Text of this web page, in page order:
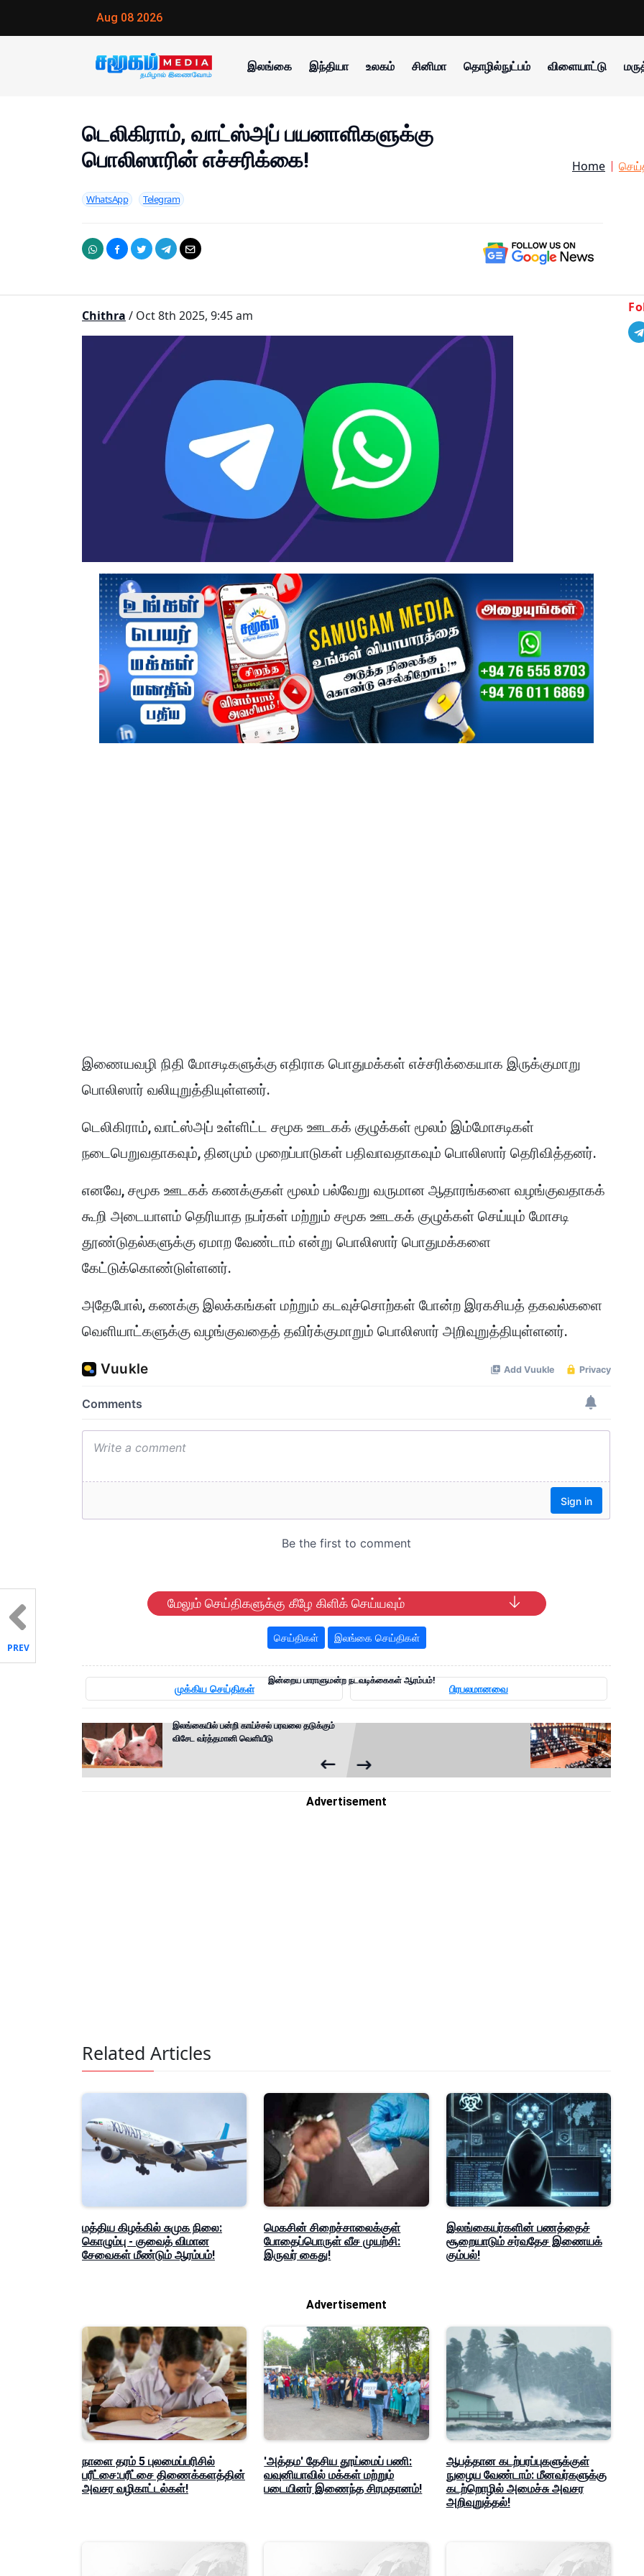
Aug 08 2026
இலங்கை இந்தியா உலகம் சினிமா தொழில்நுட்பம் விளையாட்டு
டெலிகிராம், வாட்ஸ்அப் பயனாளிகளுக்கு
பொலிஸாரின் எச்சரிக்கை!
WhatsApp Telegram
Home
Chithra / Oct 8th 2025, 9:45 am
இணையவழி நிதி மோசடிகளுக்கு எதிராக பொதுமக்கள் எச்சரிக்கையாக இருக்குமாறு
பொலிஸார் வலியுறுத்தியுள்ளனர்.
டெலிகிராம், வாட்ஸ்அப் உள்ளிட்ட சமூக ஊடகக் குழுக்கள் மூலம் இம்மோசடிகள்
நடைபெறுவதாகவும், தினமும் முறைப்பாடுகள் பதிவாவதாகவும் பொலிஸார் தெரிவித்தனர்.
எனவே, சமூக ஊடகக் கணக்குகள் மூலம் பல்வேறு வருமான ஆதாரங்களை வழங்குவதாகக்
கூறி அடையாளம் தெரியாத நபர்கள் மற்றும் சமூக ஊடகக் குழுக்கள் செய்யும் மோசடி
தூண்டுதல்களுக்கு ஏமாற வேண்டாம் என்று பொலிஸார் பொதுமக்களை
கேட்டுக்கொண்டுள்ளனர்.
அதேபோல், கணக்கு இலக்கங்கள் மற்றும் கடவுச்சொற்கள் போன்ற இரகசியத் தகவல்களை
வெளியாட்களுக்கு வழங்குவதைத் தவிர்க்குமாறும் பொலிஸார் அறிவுறுத்தியுள்ளனர்.
மேலும் செய்திகளுக்கு கீழே கிளிக் செய்யவும்
செய்திகள் இலங்கை செய்திகள்
முக்கிய செய்திகள் பிரபலமானவை
இலங்கையில் பன்றி காய்ச்சல் பரவலை தடுக்கும்
விசேட வர்த்தமானி வெளியீடு
இன்றைய பாராளுமன்ற நடவடிக்கைகள் ஆரம்பம்!
PREV
Advertisement
Related Articles
மத்திய கிழக்கில் சுமுக நிலை:
கொழும்பு - குவைத் விமான
சேவைகள் மீண்டும் ஆரம்பம்!
மெகசின் சிறைச்சாலைக்குள்
போதைப்பொருள் வீச முயற்சி:
இருவர் கைது!
இலங்கையர்களின் பணத்தைச்
சூறையாடும் சர்வதேச இணையக்
கும்பல்!
Advertisement
நாளை தரம் 5 புலமைப்பரிசில்
பரீட்சை:பரீட்சை திணைக்களத்தின்
அவசர வழிகாட்டல்கள்!
'அத்தம' தேசிய தூய்மைப் பணி:
வவுனியாவில் மக்கள் மற்றும்
படையினர் இணைந்த சிரமதானம்!
ஆபத்தான கடற்பரப்புகளுக்குள்
நுழைய வேண்டாம்: மீனவர்களுக்கு
கடற்றொழில் அமைச்சு அவசர
அறிவுறுத்தல்!